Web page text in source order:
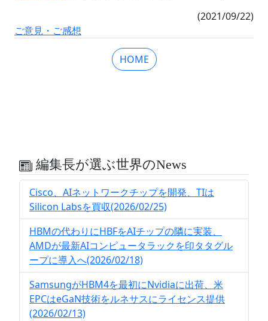
(2021/09/22)
ご意見・ご感想
HOME
編集長が選ぶ世界のNews
Cisco、AIネットワークチップを開発、TIは
Silicon Labsを買収(2026/02/25)
HBMの代わりにHBFをAIチップの隣に実装、
AMDが最新AIコンピュータラックを印タタグル
ープに導入へ(2026/02/18)
SamsungがHBM4を最初にNvidiaに出荷、米
EPCはeGaN技術をルネサスにライセンス提供
(2026/02/13)